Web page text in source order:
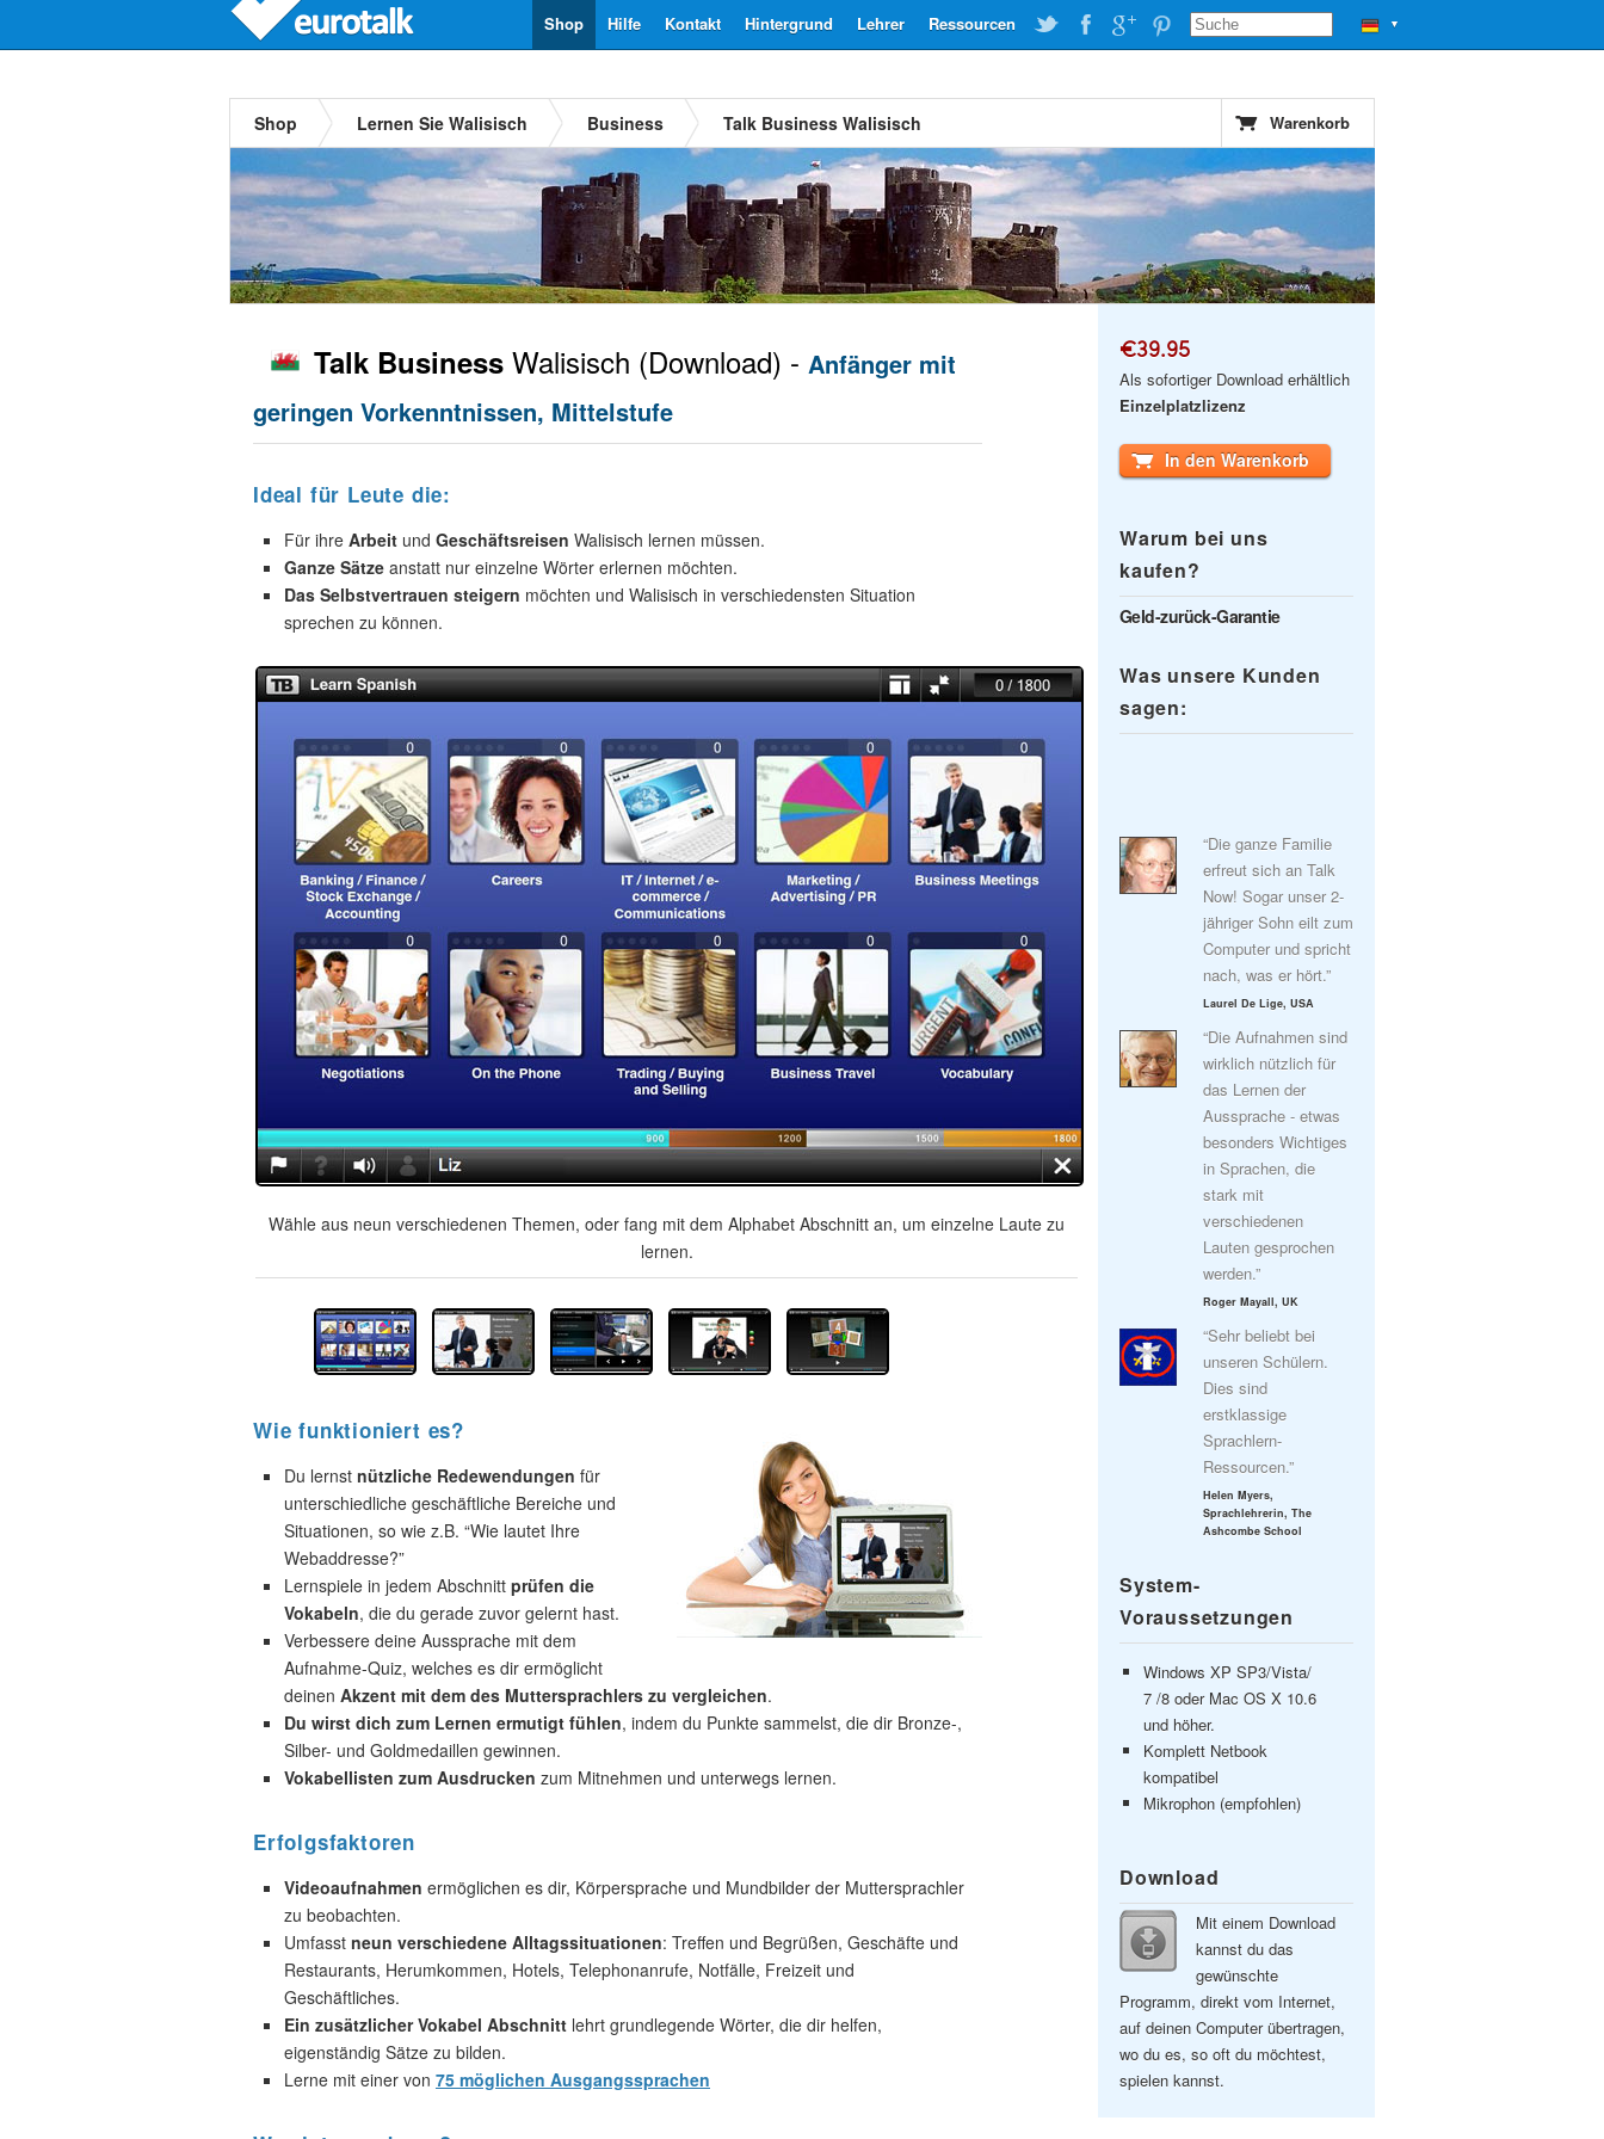
▼
Ressourcen
Lehrer
Hintergrund
Kontakt
Hilfe
Shop
Shop Lernen Sie Walisisch Business Talk Business Walisisch Warenkorb
Talk Business Walisisch (Download) - Anfänger mit
geringen Vorkenntnissen, Mittelstufe
Ideal für Leute die:
Für ihre Arbeit und Geschäftsreisen Walisisch lernen müssen.
Ganze Sätze anstatt nur einzelne Wörter erlernen möchten.
Das Selbstvertrauen steigern möchten und Walisisch in verschiedensten Situation
sprechen zu können.
Wähle aus neun verschiedenen Themen, oder fang mit dem Alphabet Abschnitt an, um einzelne Laute zu
lernen.
Wie funktioniert es?
Du lernst nützliche Redewendungen für
unterschiedliche geschäftliche Bereiche und
Situationen, so wie z.B. “Wie lautet Ihre
Webaddresse?”
Lernspiele in jedem Abschnitt prüfen die
Vokabeln, die du gerade zuvor gelernt hast.
Verbessere deine Aussprache mit dem
Aufnahme-Quiz, welches es dir ermöglicht
deinen Akzent mit dem des Muttersprachlers zu vergleichen.
Du wirst dich zum Lernen ermutigt fühlen, indem du Punkte sammelst, die dir Bronze-,
Silber- und Goldmedaillen gewinnen.
Vokabellisten zum Ausdrucken zum Mitnehmen und unterwegs lernen.
Erfolgsfaktoren
Videoaufnahmen ermöglichen es dir, Körpersprache und Mundbilder der Muttersprachler
zu beobachten.
Umfasst neun verschiedene Alltagssituationen: Treffen und Begrüßen, Geschäfte und
Restaurants, Herumkommen, Hotels, Telephonanrufe, Notfälle, Freizeit und
Geschäftliches.
Ein zusätzlicher Vokabel Abschnitt lehrt grundlegende Wörter, die dir helfen,
eigenständig Sätze zu bilden.
Lerne mit einer von 75 möglichen Ausgangssprachen
€39.95
Als sofortiger Download erhältlich
Einzelplatzlizenz
In den Warenkorb
Warum bei uns
kaufen?
Geld-zurück-Garantie
Was unsere Kunden
sagen:
“Die ganze Familie
erfreut sich an Talk
Now! Sogar unser 2-
jähriger Sohn eilt zum
Computer und spricht
nach, was er hört.”
Laurel De Lige, USA
“Die Aufnahmen sind
wirklich nützlich für
das Lernen der
Aussprache - etwas
besonders Wichtiges
in Sprachen, die
stark mit
verschiedenen
Lauten gesprochen
werden.”
Roger Mayall, UK
“Sehr beliebt bei
unseren Schülern.
Dies sind
erstklassige
Sprachlern-
Ressourcen.”
Helen Myers,
Sprachlehrerin, The
Ashcombe School
System-
Voraussetzungen
Windows XP SP3/Vista/
7 /8 oder Mac OS X 10.6
und höher.
Komplett Netbook
kompatibel
Mikrophon (empfohlen)
Download
Mit einem Download
kannst du das
gewünschte
Programm, direkt vom Internet,
auf deinen Computer übertragen,
wo du es, so oft du möchtest,
spielen kannst.